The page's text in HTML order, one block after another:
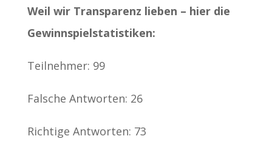
Weil wir Transparenz lieben – hier die
Gewinnspielstatistiken:
Teilnehmer: 99
Falsche Antworten: 26
Richtige Antworten: 73